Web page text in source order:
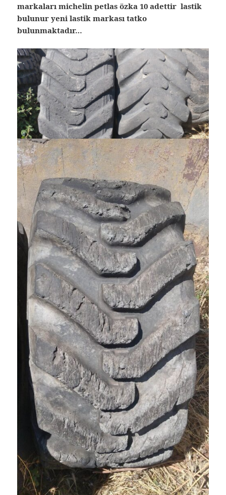
markaları michelin petlas özka 10 adettir lastik
bulunur yeni lastik markası tatko
bulunmaktadır…